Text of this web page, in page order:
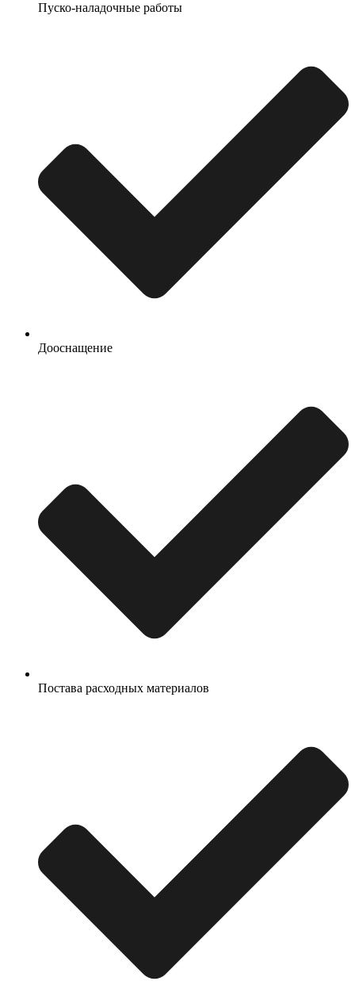
Пуско-наладочные работы
Дооснащение
Постава расходных материалов